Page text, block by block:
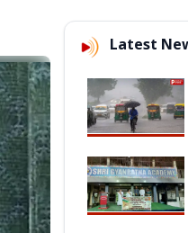
Latest